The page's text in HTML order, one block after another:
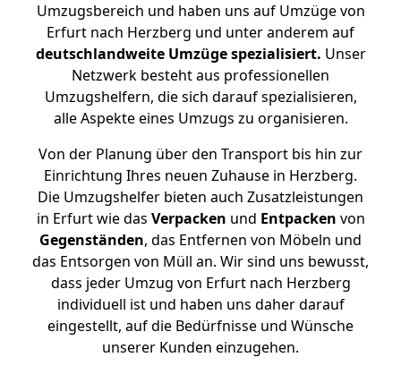
Umzugsbereich und haben uns auf Umzüge von
Erfurt nach Herzberg und unter anderem auf
deutschlandweite Umzüge spezialisiert. Unser
Netzwerk besteht aus professionellen
Umzugshelfern, die sich darauf spezialisieren,
alle Aspekte eines Umzugs zu organisieren.
Von der Planung über den Transport bis hin zur
Einrichtung Ihres neuen Zuhause in Herzberg.
Die Umzugshelfer bieten auch Zusatzleistungen
in Erfurt wie das Verpacken und Entpacken von
Gegenständen, das Entfernen von Möbeln und
das Entsorgen von Müll an. Wir sind uns bewusst,
dass jeder Umzug von Erfurt nach Herzberg
individuell ist und haben uns daher darauf
eingestellt, auf die Bedürfnisse und Wünsche
unserer Kunden einzugehen.